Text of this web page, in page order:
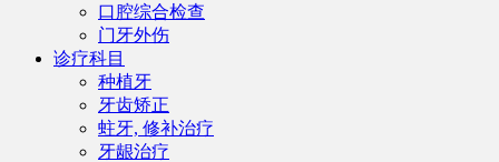
口腔综合检查
门牙外伤
诊疗科目
种植牙
牙齿矫正
蛀牙, 修补治疗
牙龈治疗